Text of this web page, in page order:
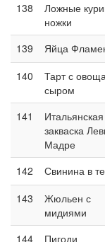
138
Ложные
ножки
139
Яйца
140
Тарт с
сыром
141
Итальянская
закваска
Мадре
142 Свинина в
143
Жюльен с
мидиями
144 Пигоди